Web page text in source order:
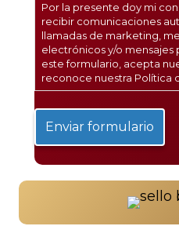
Por la presente doy mi
recibir comunicaciones
llamadas de marketing,
electrónicos y/o mensajes
este formulario, acepta
reconoce nuestra Política